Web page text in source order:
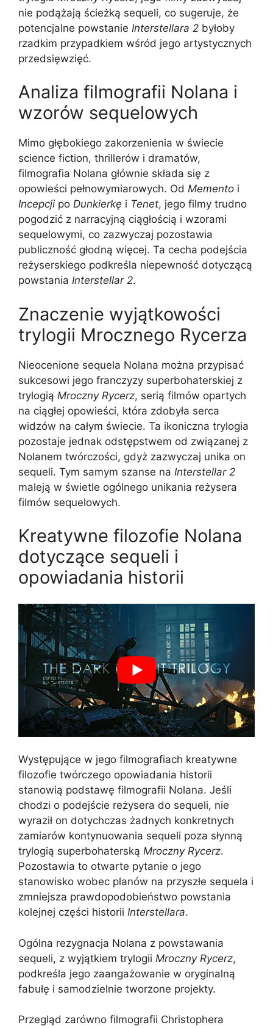
nie podążają ścieżką sequeli, co sugeruje, że
potencjalne powstanie Interstellara 2 byłoby
rzadkim przypadkiem wśród jego artystycznych
przedsięwzięć.
Analiza filmografii Nolana i
wzorów sequelowych
Mimo głębokiego zakorzenienia w świecie
science fiction, thrillerów i dramatów,
filmografia Nolana głównie składa się z
opowieści pełnowymiarowych. Od Memento i
Incepcji po Dunkierkę i Tenet, jego filmy trudno
pogodzić z narracyjną ciągłością i wzorami
sequelowymi, co zazwyczaj pozostawia
publiczność głodną więcej. Ta cecha podejścia
reżyserskiego podkreśla niepewność dotyczącą
powstania Interstellar 2.
Znaczenie wyjątkowości
trylogii Mrocznego Rycerza
Nieocenione sequela Nolana można przypisać
sukcesowi jego franczyzy superbohaterskiej z
trylogią Mroczny Rycerz, serią filmów opartych
na ciągłej opowieści, która zdobyła serca
widzów na całym świecie. Ta ikoniczna trylogia
pozostaje jednak odstępstwem od związanej z
Nolanem twórczości, gdyż zazwyczaj unika on
sequeli. Tym samym szanse na Interstellar 2
maleją w świetle ogólnego unikania reżysera
filmów sequelowych.
Kreatywne filozofie Nolana
dotyczące sequeli i
opowiadania historii
Występujące w jego filmografiach kreatywne
filozofie twórczego opowiadania historii
stanowią podstawę filmografii Nolana. Jeśli
chodzi o podejście reżysera do sequeli, nie
wyraził on dotychczas żadnych konkretnych
zamiarów kontynuowania sequeli poza słynną
trylogią superbohaterską Mroczny Rycerz.
Pozostawia to otwarte pytanie o jego
stanowisko wobec planów na przyszłe sequela i
zmniejsza prawdopodobieństwo powstania
kolejnej części historii Interstellara.
Ogólna rezygnacja Nolana z powstawania
sequeli, z wyjątkiem trylogii Mroczny Rycerz,
podkreśla jego zaangażowanie w oryginalną
fabułę i samodzielnie tworzone projekty.
Przegląd zarówno filmografii Christophera